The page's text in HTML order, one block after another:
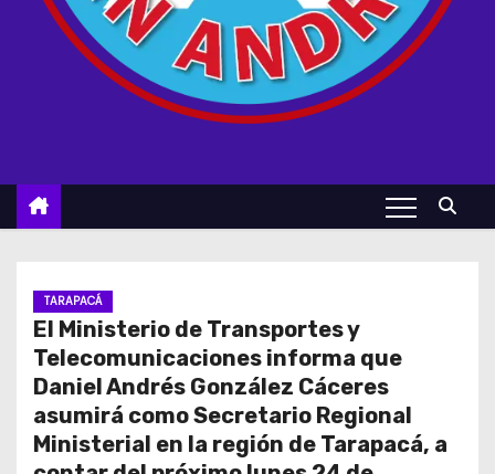
TARAPACÁ
El Ministerio de Transportes y
Telecomunicaciones informa que
Daniel Andrés González Cáceres
asumirá como Secretario Regional
Ministerial en la región de Tarapacá, a